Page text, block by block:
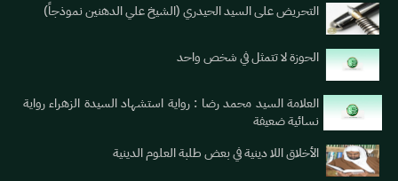
التحريض على السيد الحيدري (الشيخ علي الدهنين نموذجاً)
الحوزة لا تتمثل في شخص واحد
العلامة السيد محمد رضا : رواية استشهاد السيدة الزهراء رواية
نسائية ضعيفة
الأخلاق اللا دينية في بعض طلبة العلوم الدينية